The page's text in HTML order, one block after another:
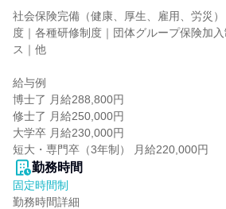
社会保険完備（健康、厚生、雇用、労災
度｜各種研修制度｜団体グループ保険加
ス｜他
給与例
博士了 月給288,800円
修士了 月給250,000円
大学卒 月給230,000円
短大・専門卒（3年制） 月給220,000円
勤務時間
固定時間制
勤務時間詳細